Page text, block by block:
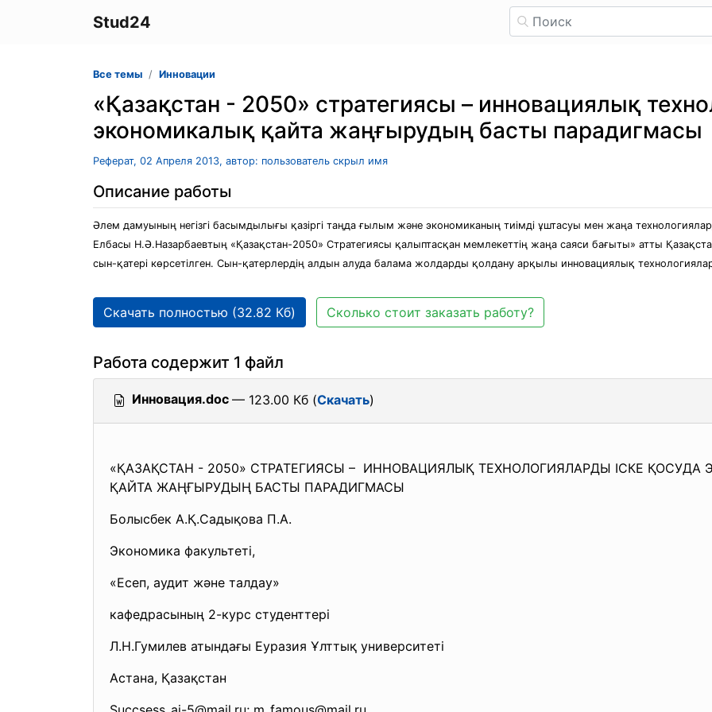
Stud24
Все темы Инновации
«Қазақстан - 2050» стратегиясы – инновациялық
экономикалық қайта жаңғырудың басты парадигмасы
Реферат, 02 Апреля 2013, автор: пользователь скрыл имя
Описание работы
Әлем дамуының негізгі басымдылығы қазіргі таңда ғылым және экономиканың тиімді ұштасуы мен жаңа
Елбасы Н.Ә.Назарбаевтың «Қазақстан-2050» Стратегиясы қалыптасқан мемлекеттің жаңа саяси бағыты» атты
сын-қатері көрсетілген. Сын-қатерлердің алдын алуда балама жолдарды қолдану арқылы инновациялық
Скачать полностью (32.82 Кб) Сколько стоит заказать работу?
Работа содержит 1 файл
Инновация.doc — 123.00 Кб (Скачать)
«ҚАЗАҚСТАН - 2050» СТРАТЕГИЯСЫ – ИННОВАЦИЯЛЫҚ ТЕХНОЛОГИЯЛАРДЫ ІСКЕ ҚОСУДА
ҚАЙТА ЖАҢҒЫРУДЫҢ БАСТЫ ПАРАДИГМАСЫ
Болысбек А.Қ.Садықова П.А.
Экономика факультеті,
«Есеп, аудит және талдау»
кафедрасының 2-курс студенттері
Л.Н.Гумилев атындағы Еуразия Ұлттық университеті
Астана, Қазақстан